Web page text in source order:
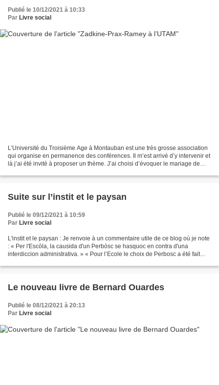
Publié le 10/12/2021 à 10:33
Par Livre social
L’Université du Troisième Age à Montauban est une très grosse association
qui organise en permanence des conférences. Il m’est arrivé d’y intervenir et
là j’ai été invité à proposer un thème. J’ai choisi d’évoquer le mariage de
Suite sur l’instit et le paysan
Publié le 09/12/2021 à 10:59
Par Livre social
L'instit et le paysan : Je renvoie à un commentaire utile de ce blog où je note
: « Per l'Escòla, la causida d'un Perbòsc se hasquoc en contra d'una
interdiccion administrativa. » « Pour l’Ecole le choix de Perbosc a été fait
Le nouveau livre de Bernard Ouardes
Publié le 08/12/2021 à 20:13
Par Livre social